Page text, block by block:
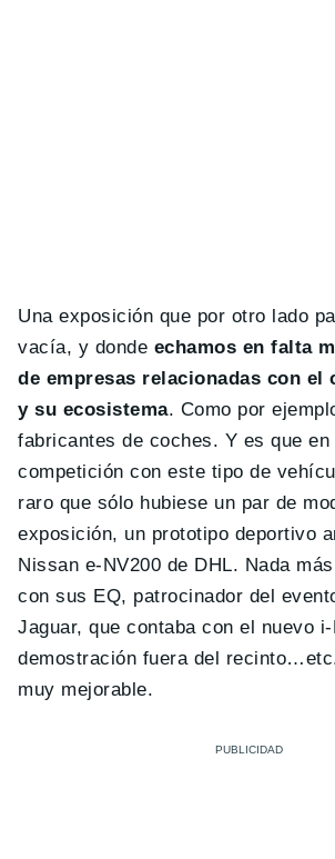
Una exposición que por otro lado
vacía, y donde echamos en falta
de empresas relacionadas con el
y su ecosistema. Como por
fabricantes de coches. Y es que en
competición con este tipo de
raro que sólo hubiese un par de
exposición, un prototipo deportivo
Nissan e-NV200 de DHL. Nada
con sus EQ, patrocinador del
Jaguar, que contaba con el nuevo
demostración fuera del
muy mejorable.